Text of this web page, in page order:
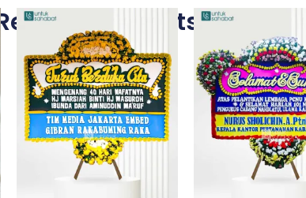
Related Products